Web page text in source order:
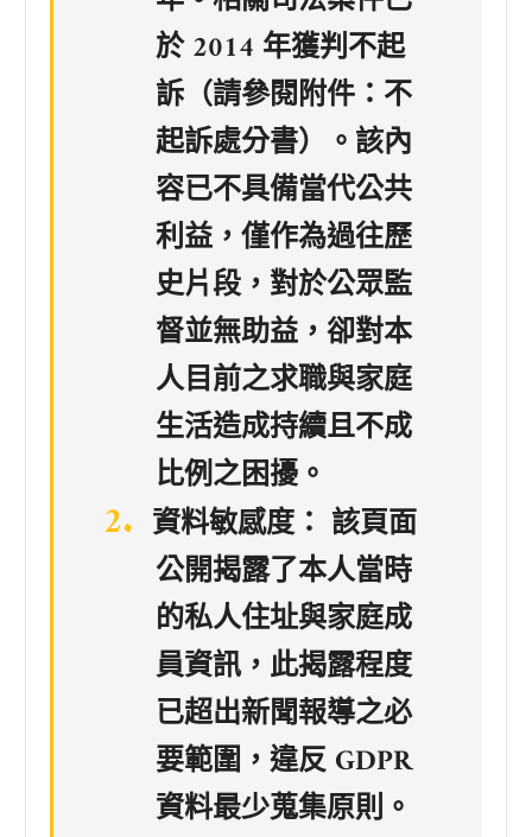
於 2014 年獲判不起
訴（請參閱附件：不
起訴處分書）。該內
容已不具備當代公共
利益，僅作為過往歷
史片段，對於公眾監
督並無助益，卻對本
人目前之求職與家庭
生活造成持續且不成
比例之困擾。
資料敏感度： 該頁面
公開揭露了本人當時
的私人住址與家庭成
員資訊，此揭露程度
已超出新聞報導之必
要範圍，違反 GDPR
資料最少蒐集原則。